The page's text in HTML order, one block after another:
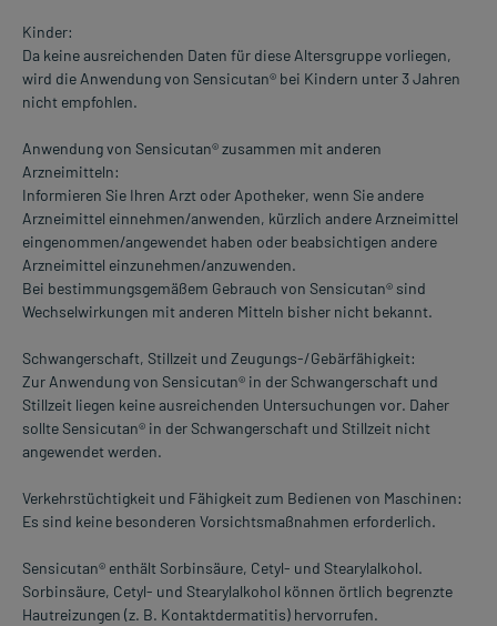
Kinder:
Da keine ausreichenden Daten für diese Altersgruppe vorliegen,
wird die Anwendung von Sensicutan® bei Kindern unter 3 Jahren
nicht empfohlen.
Anwendung von Sensicutan® zusammen mit anderen
Arzneimitteln:
Informieren Sie Ihren Arzt oder Apotheker, wenn Sie andere
Arzneimittel einnehmen/anwenden, kürzlich andere Arzneimittel
eingenommen/angewendet haben oder beabsichtigen andere
Arzneimittel einzunehmen/anzuwenden.
Bei bestimmungsgemäßem Gebrauch von Sensicutan® sind
Wechselwirkungen mit anderen Mitteln bisher nicht bekannt.
Schwangerschaft, Stillzeit und Zeugungs-/Gebärfähigkeit:
Zur Anwendung von Sensicutan® in der Schwangerschaft und
Stillzeit liegen keine ausreichenden Untersuchungen vor. Daher
sollte Sensicutan® in der Schwangerschaft und Stillzeit nicht
angewendet werden.
Verkehrstüchtigkeit und Fähigkeit zum Bedienen von Maschinen:
Es sind keine besonderen Vorsichtsmaßnahmen erforderlich.
Sensicutan® enthält Sorbinsäure, Cetyl- und Stearylalkohol.
Sorbinsäure, Cetyl- und Stearylalkohol können örtlich begrenzte
Hautreizungen (z. B. Kontaktdermatitis) hervorrufen.